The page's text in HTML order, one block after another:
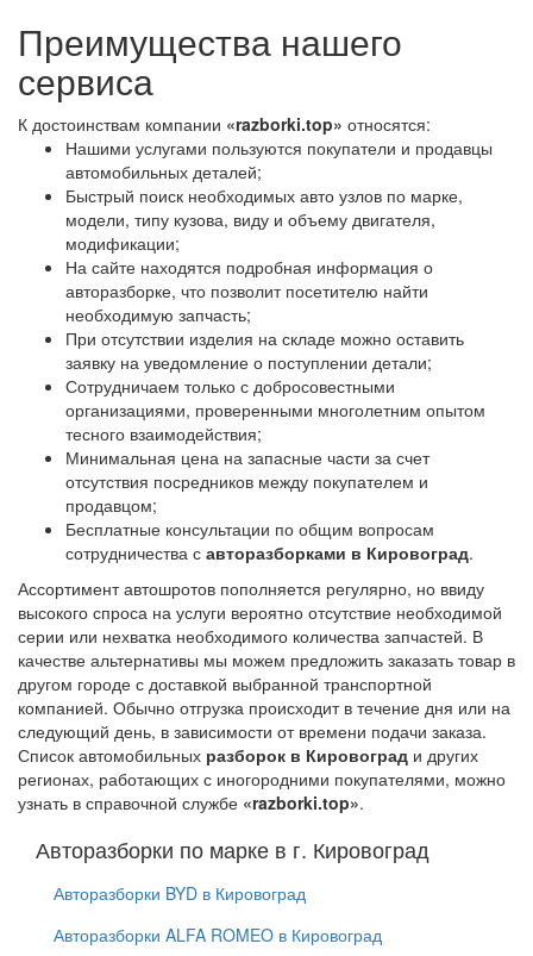
Преимущества нашего
сервиса
К достоинствам компании «razborki.top» относятся:
Нашими услугами пользуются покупатели и продавцы
автомобильных деталей;
Быстрый поиск необходимых авто узлов по марке,
модели, типу кузова, виду и объему двигателя,
модификации;
На сайте находятся подробная информация о
авторазборке, что позволит посетителю найти
необходимую запчасть;
При отсутствии изделия на складе можно оставить
заявку на уведомление о поступлении детали;
Сотрудничаем только с добросовестными
организациями, проверенными многолетним опытом
тесного взаимодействия;
Минимальная цена на запасные части за счет
отсутствия посредников между покупателем и
продавцом;
Бесплатные консультации по общим вопросам
сотрудничества с авторазборками в Кировоград.
Ассортимент автошротов пополняется регулярно, но ввиду
высокого спроса на услуги вероятно отсутствие необходимой
серии или нехватка необходимого количества запчастей. В
качестве альтернативы мы можем предложить заказать товар в
другом городе с доставкой выбранной транспортной
компанией. Обычно отгрузка происходит в течение дня или на
следующий день, в зависимости от времени подачи заказа.
Список автомобильных разборок в Кировоград и других
регионах, работающих с иногородними покупателями, можно
узнать в справочной службе «razborki.top».
Авторазборки по марке в г. Кировоград
Авторазборки BYD в Кировоград
Авторазборки ALFA ROMEO в Кировоград